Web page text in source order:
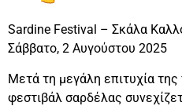
Sardine Festival – Σκάλα
Σάββατο, 2 Αυγούστου 2025
Μετά τη μεγάλη επιτυχία
φεστιβάλ σαρδέλας